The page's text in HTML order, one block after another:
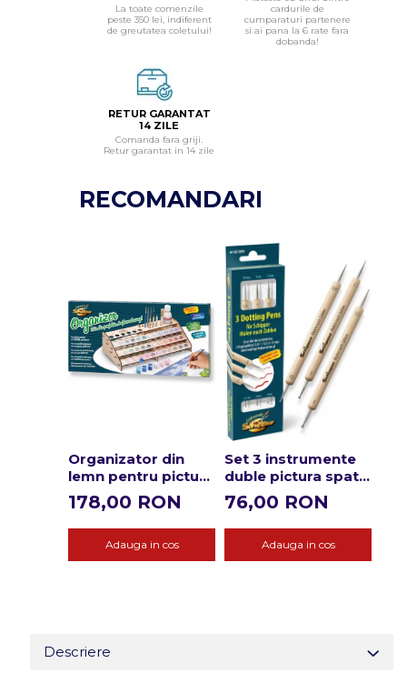
La toate comenzile
peste 350 lei, indiferent
de greutatea coletului!
cardurile de
cumparaturi partenere
si ai pana la 6 rate fara
dobanda!
RETUR GARANTAT
14 ZILE
Comanda fara griji.
Retur garantat in 14 zile
RECOMANDARI
Organizator din
lemn pentru picturi
pe numere
178,00 RON
Adauga in cos
Set 3 instrumente
duble pictura spatii
inguste sau dotting
76,00 RON
Adauga in cos
Descriere